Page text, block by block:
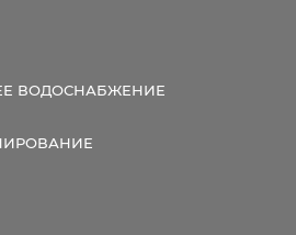
ВОДОСНАБЖЕНИЕ